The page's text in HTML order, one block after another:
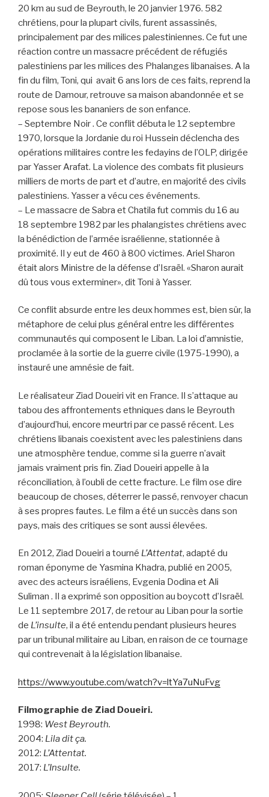
20 km au sud de Beyrouth, le 20 janvier 1976. 582
chrétiens, pour la plupart civils, furent assassinés,
principalement par des milices palestiniennes. Ce fut une
réaction contre un massacre précédent de réfugiés
palestiniens par les milices des Phalanges libanaises. A la
fin du film, Toni, qui avait 6 ans lors de ces faits, reprend la
route de Damour, retrouve sa maison abandonnée et se
repose sous les bananiers de son enfance.
– Septembre Noir . Ce conflit débuta le 12 septembre
1970, lorsque la Jordanie du roi Hussein déclencha des
opérations militaires contre les fedayins de l’OLP, dirigée
par Yasser Arafat. La violence des combats fit plusieurs
milliers de morts de part et d’autre, en majorité des civils
palestiniens. Yasser a vécu ces événements.
– Le massacre de Sabra et Chatila fut commis du 16 au
18 septembre 1982 par les phalangistes chrétiens avec
la bénédiction de l’armée israélienne, stationnée à
proximité. Il y eut de 460 à 800 victimes. Ariel Sharon
était alors Ministre de la défense d’Israël. «Sharon aurait
dû tous vous exterminer», dit Toni à Yasser.
Ce conflit absurde entre les deux hommes est, bien sûr, la
métaphore de celui plus général entre les différentes
communautés qui composent le Liban. La loi d’amnistie,
proclamée à la sortie de la guerre civile (1975-1990), a
instauré une amnésie de fait.
Le réalisateur Ziad Doueiri vit en France. Il s’attaque au
tabou des affrontements ethniques dans le Beyrouth
d’aujourd’hui, encore meurtri par ce passé récent. Les
chrétiens libanais coexistent avec les palestiniens dans
une atmosphère tendue, comme si la guerre n’avait
jamais vraiment pris fin. Ziad Doueiri appelle à la
réconciliation, à l’oubli de cette fracture. Le film ose dire
beaucoup de choses, déterrer le passé, renvoyer chacun
à ses propres fautes. Le film a été un succès dans son
pays, mais des critiques se sont aussi élevées.
En 2012, Ziad Doueiri a tourné L’Attentat, adapté du
roman éponyme de Yasmina Khadra, publié en 2005,
avec des acteurs israéliens, Evgenia Dodina et Ali
Suliman . Il a exprimé son opposition au boycott d’Israël.
Le 11 septembre 2017, de retour au Liban pour la sortie
de L’insulte, il a été entendu pendant plusieurs heures
par un tribunal militaire au Liban, en raison de ce tournage
qui contrevenait à la législation libanaise.
https://www.youtube.com/watch?v=ltYa7uNuFvg
Filmographie de Ziad Doueiri.
1998: West Beyrouth.
2004: Lila dit ça.
2012: L’Attentat.
2017: L’Insulte.